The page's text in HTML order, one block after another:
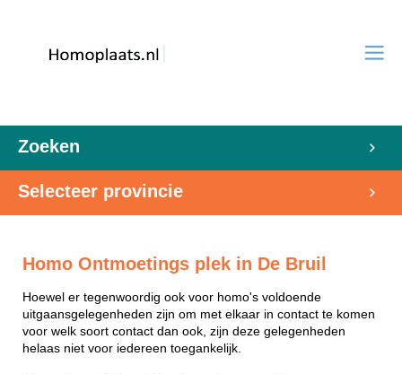
Zoeken
Selecteer provincie
Homo Ontmoetings plek in De Bruil
Hoewel er tegenwoordig ook voor homo's voldoende
uitgaansgelegenheden zijn om met elkaar in contact te komen
voor welk soort contact dan ook, zijn deze gelegenheden
helaas niet voor iedereen toegankelijk.